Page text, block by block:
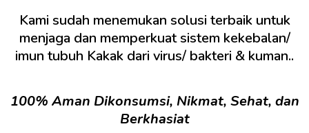
Kami sudah menemukan solusi terbaik untuk
menjaga dan memperkuat sistem kekebalan/
imun tubuh Kakak dari virus/ bakteri & kuman..
100% Aman Dikonsumsi, Nikmat, Sehat, dan
Berkhasiat